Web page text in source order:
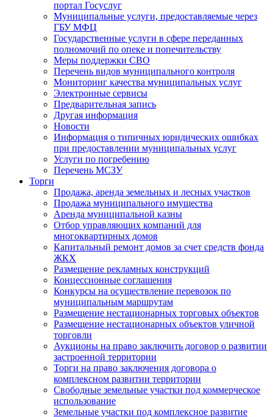
портал Госуслуг
Муниципальные услуги, предоставляемые через
ГБУ МФЦ
Государственные услуги в сфере переданных
полномочий по опеке и попечительству
Меры поддержки СВО
Перечень видов муниципального контроля
Мониторинг качества муниципальных услуг
Электронные сервисы
Предварительная запись
Другая информация
Новости
Информация о типичных юридических ошибках
при предоставлении муниципальных услуг
Услуги по погребению
Перечень МСЗУ
Торги
Продажа, аренда земельных и лесных участков
Продажа муниципального имущества
Аренда муниципальной казны
Отбор управляющих компаний для
многоквартирных домов
Капитальный ремонт домов за счет средств фонда
ЖКХ
Размещение рекламных конструкций
Концессионные соглашения
Конкурсы на осуществление перевозок по
муниципальным маршрутам
Размещение нестационарных торговых объектов
Размещение нестационарных объектов уличной
торговли
Аукционы на право заключить договор о развитии
застроенной территории
Торги на право заключения договора о
комплексном развитии территории
Свободные земельные участки под коммерческое
использование
Земельные участки под комплексное развитие